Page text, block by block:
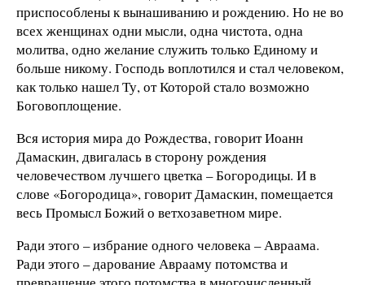
приспособлены к вынашиванию и рождению. Но не во
всех женщинах одни мысли, одна чистота, одна
молитва, одно желание служить только Единому и
больше никому. Господь воплотился и стал человеком,
как только нашел Ту, от Которой стало возможно
Боговоплощение.
Вся история мира до Рождества, говорит Иоанн
Дамаскин, двигалась в сторону рождения
человечеством лучшего цветка – Богородицы. И в
слове «Богородица», говорит Дамаскин, помещается
весь Промысл Божий о ветхозаветном мире.
Ради этого – избрание одного человека – Авраама.
Ради этого – дарование Аврааму потомства и